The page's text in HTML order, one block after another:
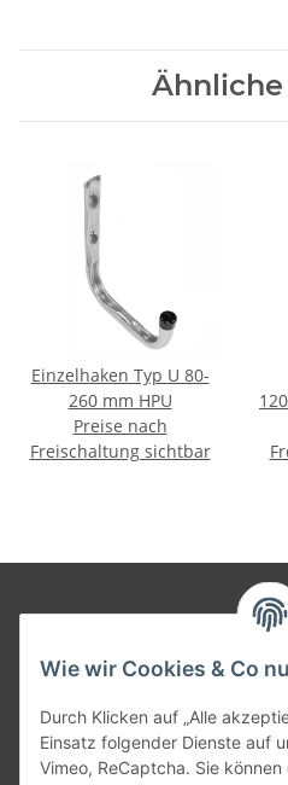
Wie wir Cookies & Co
Durch Klicken auf „Alle
Einsatz folgender Dienste auf
Vimeo, ReCaptcha. Sie
Einzelhaken Typ U 80-
260 mm HPU
Preise nach
Freischaltung sichtbar
Gesetzliche Informationen